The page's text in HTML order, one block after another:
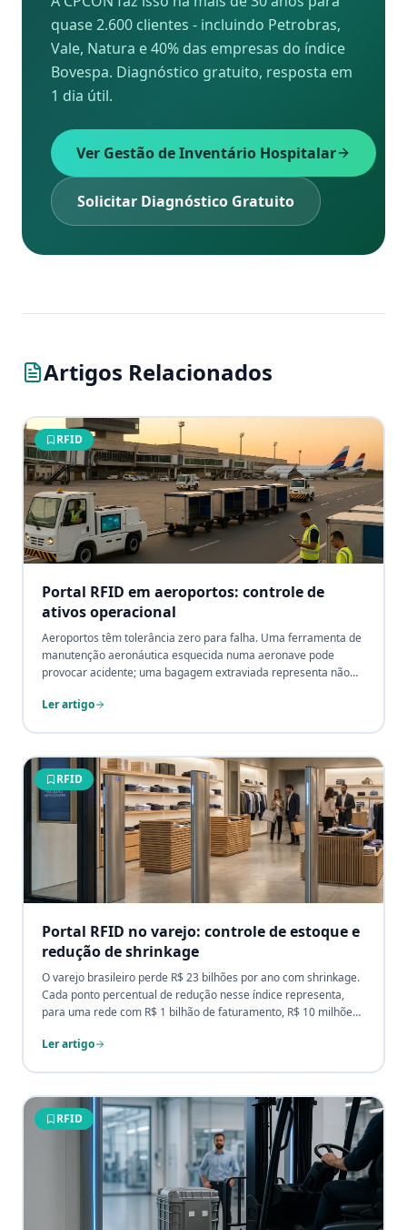
quase 2.600 clientes - incluindo Petrobras,
Vale, Natura e 40% das empresas do índice
Bovespa. Diagnóstico gratuito, resposta em
1 dia útil.
Ver Gestão de Inventário Hospitalar
Solicitar Diagnóstico Gratuito
Artigos Relacionados
RFID
Portal RFID em aeroportos: controle de
ativos operacional
Aeroportos têm tolerância zero para falha. Uma ferramenta de
manutenção aeronáutica esquecida numa aeronave pode
provocar acidente; uma bagagem extraviada representa não
passageiro. O Portal RFID transforma a visibilidade operacional
Ler artigo
RFID
Portal RFID no varejo: controle de estoque e
redução de shrinkage
O varejo brasileiro perde R$ 23 bilhões por ano com shrinkage.
Cada ponto percentual de redução nesse índice representa,
para uma rede com R$ 1 bilhão de faturamento, R$ 10 milhões
ataca simultaneamente os três vetores de perda: furto externo,
Ler artigo
RFID